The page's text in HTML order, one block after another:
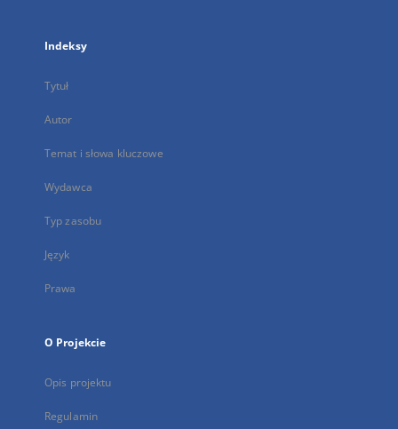
Indeksy
Tytuł
Autor
Temat i słowa kluczowe
Wydawca
Typ zasobu
Język
Prawa
O Projekcie
Opis projektu
Regulamin